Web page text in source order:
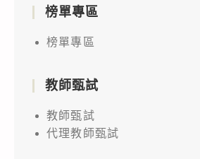
榜單專區
榜單專區
教師甄試
教師甄試
代理教師甄試